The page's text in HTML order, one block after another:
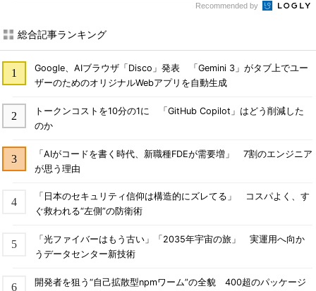
Recommended by
総合記事ランキング
Google、AIブラウザ「Disco」発表 「Gemini 3」がタブ上でユー
ザーのためのオリジナルWebアプリを自動生成
トークンコストを10分の1に 「GitHub Copilot」はどう削減した
のか
「AIがコードを書く時代、新職種FDEが需要増」 7割のエンジニア
が思う理由
「日本のセキュリティ信仰は構造的にズレてる」 コスパよく、す
ぐ救われる“左側”の防衛術
「光ファイバーはもう古い」「2035年宇宙の旅」 実運用へ向か
うデータセンター新技術
開発者を狙う“自己拡散型npmワーム”の全貌 400超のパッケージ